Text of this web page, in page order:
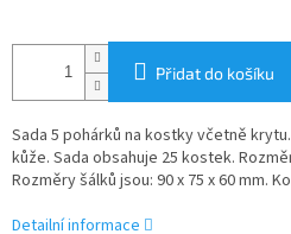
Přidat do košíku
Sada 5 pohárků na kostky včetně
kůže. Sada obsahuje 25 kostek.
Rozměry šálků jsou: 90 x 75 x 60 mm.
Detailní informace